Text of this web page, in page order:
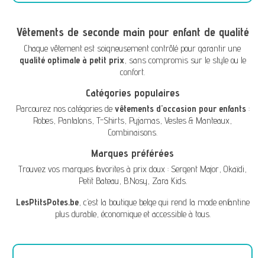
Vêtements de seconde main pour enfant de qualité
Chaque vêtement est soigneusement contrôlé pour garantir une
qualité optimale à petit prix, sans compromis sur le style ou le
confort.
Catégories populaires
Parcourez nos catégories de vêtements d'occasion pour enfants:
Robes, Pantalons, T-Shirts, Pyjamas, Vestes & Manteaux,
Combinaisons.
Marques préférées
Trouvez vos marques favorites à prix doux : Sergent Major, Okaïdi,
Petit Bateau, B.Nosy, Zara Kids.
LesPtitsPotes.be, c’est la boutique belge qui rend la mode enfantine
plus durable, économique et accessible à tous.